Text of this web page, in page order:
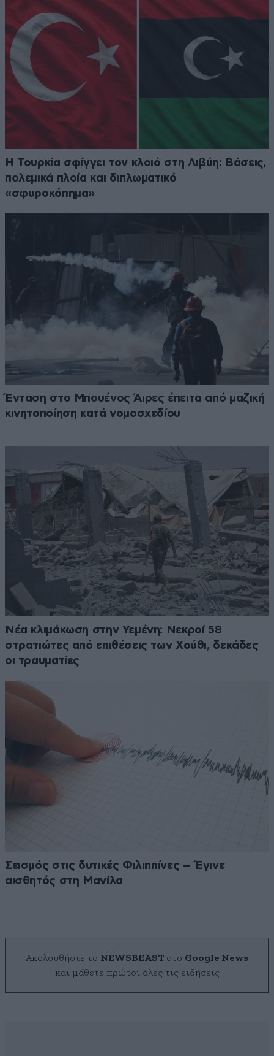
Η Τουρκία σφίγγει τον κλοιό στη Λιβύη: Βάσεις,
πολεμικά πλοία και διπλωματικό
«σφυροκόπημα»
Ένταση στο Μπουένος Άιρες έπειτα από μαζική
κινητοποίηση κατά νομοσχεδίου
Νέα κλιμάκωση στην Υεμένη: Νεκροί 58
στρατιώτες από επιθέσεις των Χούθι, δεκάδες
οι τραυματίες
Σεισμός στις δυτικές Φιλιππίνες – Έγινε
αισθητός στη Μανίλα
Ακολουθήστε το NEWSBEAST στο Google News
και μάθετε πρώτοι όλες τις ειδήσεις